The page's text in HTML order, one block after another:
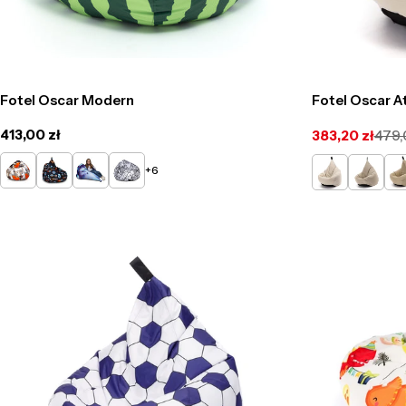
Fotel Oscar Modern
Cena
regularna
413,00 zł
DG42
DG40 DG52 DG48 +6
Fotel Oscar
Cena
promocyjna
383,20 zł
Cena
regularna
Piaskowy
8315
Kawowy
8008